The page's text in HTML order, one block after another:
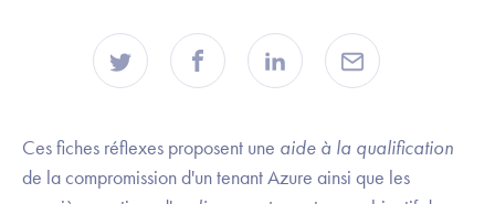
Ces fiches réflexes proposent une aide à la qualification
de la compromission d'un tenant Azure ainsi que les